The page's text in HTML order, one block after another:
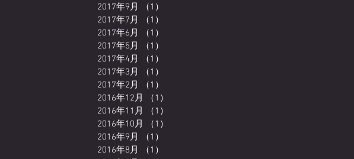
2017年9月
（1）
2017年7月
（1）
2017年6月
（1）
2017年5月
（1）
2017年4月
（1）
2017年3月
（1）
2017年2月
（1）
2016年12月
（1）
2016年11月
（1）
2016年10月
（1）
2016年9月
（1）
2016年8月
（1）